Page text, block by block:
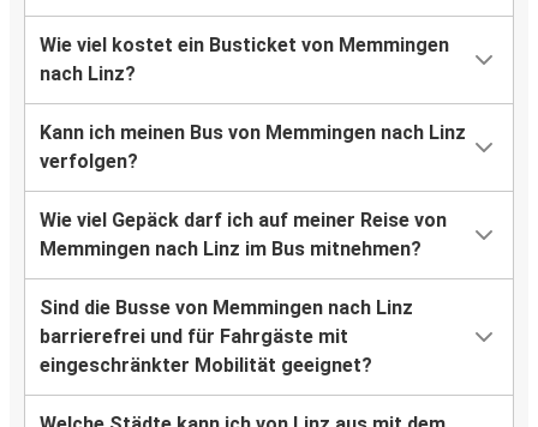
Wie viel kostet ein Busticket von Memmingen
nach Linz?
Kann ich meinen Bus von Memmingen nach Linz
verfolgen?
Wie viel Gepäck darf ich auf meiner Reise von
Memmingen nach Linz im Bus mitnehmen?
Sind die Busse von Memmingen nach Linz
barrierefrei und für Fahrgäste mit
eingeschränkter Mobilität geeignet?